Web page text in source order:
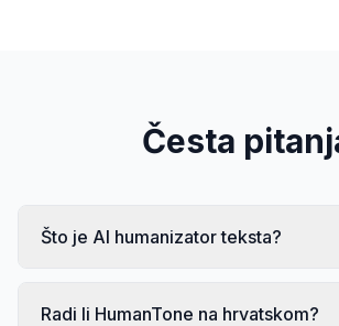
Česta
Što je AI humanizator teksta?
Radi li HumanTone na hrvatskom?